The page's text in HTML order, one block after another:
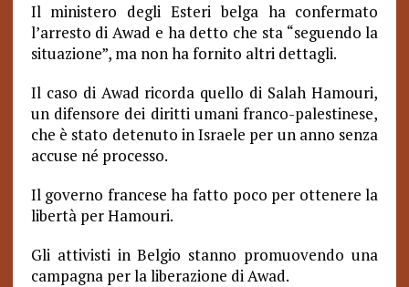
Il ministero degli Esteri belga ha confermato
l’arresto di Awad e ha detto che sta “seguendo la
situazione”, ma non ha fornito altri dettagli.
Il caso di Awad ricorda quello di Salah Hamouri,
un difensore dei diritti umani franco-palestinese,
che è stato detenuto in Israele per un anno senza
accuse né processo.
Il governo francese ha fatto poco per ottenere la
libertà per Hamouri.
Gli attivisti in Belgio stanno promuovendo una
campagna per la liberazione di Awad.